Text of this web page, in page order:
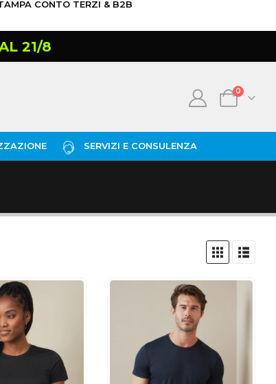
CONTO TERZI & B2B
21/8
0
SERVIZI E CONSULENZA